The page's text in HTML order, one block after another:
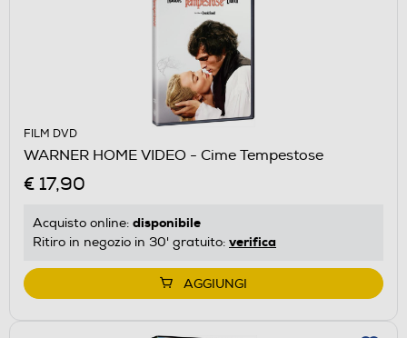
FILM DVD
WARNER HOME VIDEO - Cime Tempestose
€ 17,90
Acquisto online: disponibile
Ritiro in negozio in 30' gratuito: verifica
AGGIUNGI